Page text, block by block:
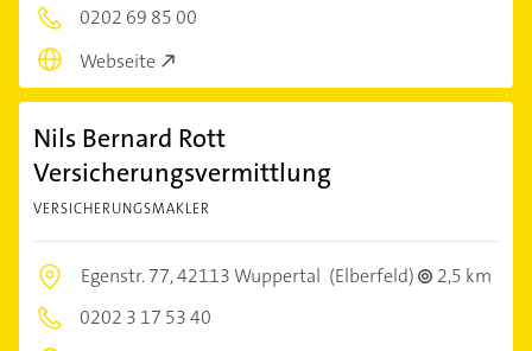
0202 69 85 00
Webseite
Nils Bernard Rott
Versicherungsvermittlung
VERSICHERUNGSMAKLER
Egenstr. 77,42113 Wuppertal (Elberfeld)
2,5 km
0202 3 17 53 40